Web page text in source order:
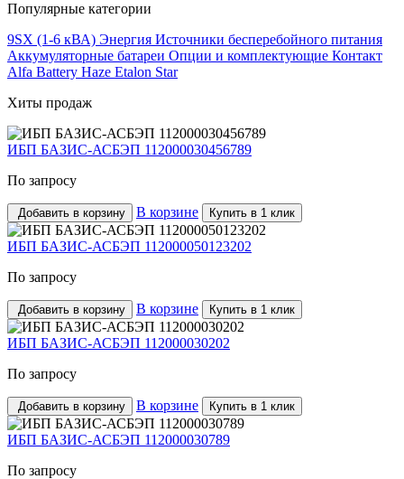
Популярные категории
9SX (1-6 кВА) Энергия Источники бесперебойного питания
Аккумуляторные батареи Опции и комплектующие Контакт
Alfa Battery Haze Etalon Star
Хиты продаж
ИБП БАЗИС-АСБЭП 112000030456789
По запросу
Добавить в корзину В корзине Купить в 1 клик
ИБП БАЗИС-АСБЭП 112000050123202
По запросу
Добавить в корзину В корзине Купить в 1 клик
ИБП БАЗИС-АСБЭП 112000030202
По запросу
Добавить в корзину В корзине Купить в 1 клик
ИБП БАЗИС-АСБЭП 112000030789
По запросу